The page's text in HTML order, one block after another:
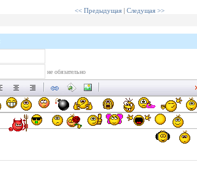
<< Предыдущая| Следущая >>
не обязательно